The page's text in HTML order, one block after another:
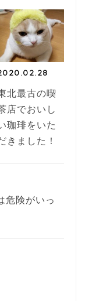
北最古の喫
店でおいし
珈琲をいた
きました！
危険がいっ